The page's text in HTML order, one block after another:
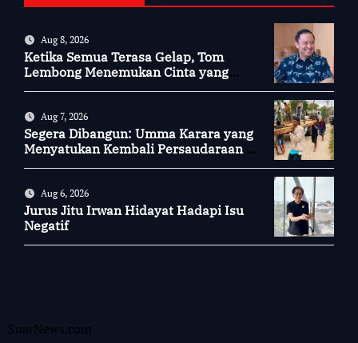
Aug 8, 2026
Ketika Semua Terasa Gelap, Tom
Lembong Menemukan Cinta yang
Aug 7, 2026
Segera Dibangun: Umma Karara yang
Menyatukan Kembali Persaudaraan di
Aug 6, 2026
Jurus Jitu Irwan Hidayat Hadapi Isu
Negatif
SuarNews.com